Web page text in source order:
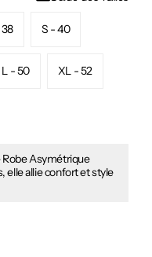
S - 40
L - 50 XL - 52
Robe Asymétrique
elle allie confort et style